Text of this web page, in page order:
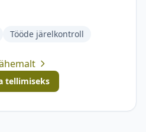
Tööde järelkontroll
tellimiseks